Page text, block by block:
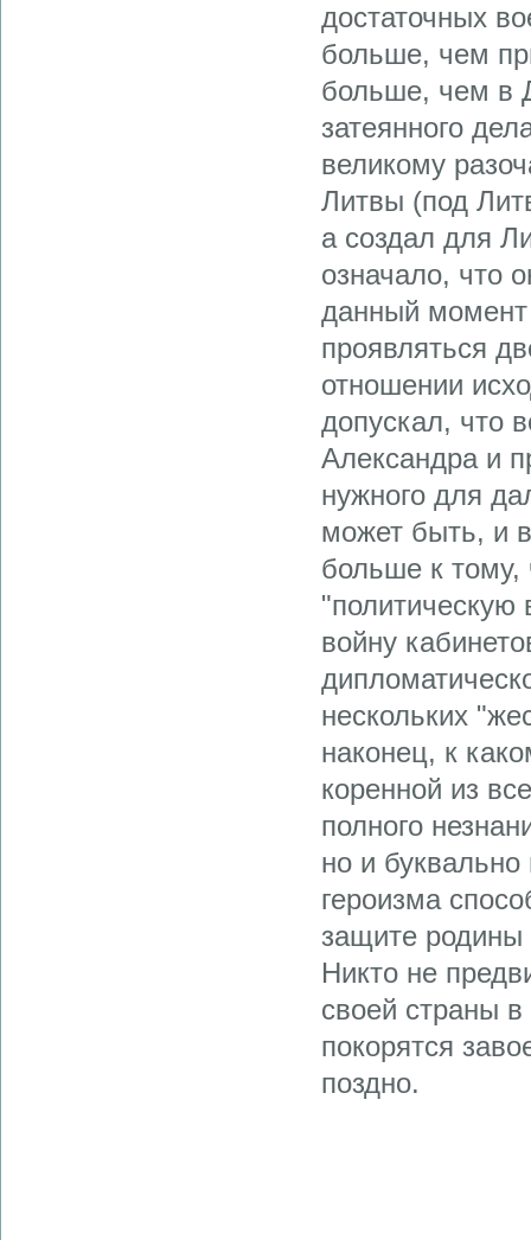
достаточных
больше, чем
больше, чем в
затеянного
великому
Литвы (под
а создал для
означало, что
данный
проявляться
отношении
допускал, что
Александра и
нужного для
может быть, и
больше к тому,
"политическую
войну
нескольких
наконец, к
коренной из
полного
но и
героизма
защите родины
Никто не
своей страны
покорятся
поздно.